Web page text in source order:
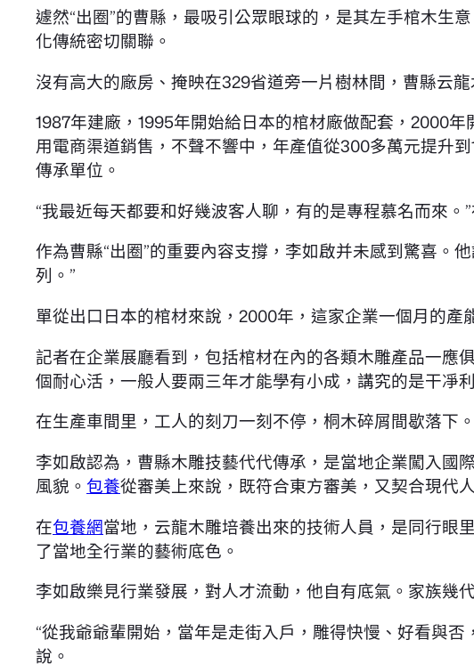
遽然“出圈”的曹縣，最吸引公眾眼球的，是其左手棺木生
化傳統密切關聯。
沒有高大的廠房、掩映在329省道旁一片樹林間，曹縣云
1987年建廠，1995年開始給日本的棺材廠做配套，2000年
用電商渠道銷售，不聲不響中，年產值從300多萬元提升
傳承單位。
“我最近每天都要和好幾波客人聊，有的是專程慕名而來
作為曹縣“出圈”的重要內容支撐，李如啟并未感到驚喜。
列。”
單從出口日本的棺材來說，2000年，這家企業一個月的產
記者在企業展廳看到，包括棺材在內的各類木雕產品一應
個耐心活，一般人要兩三年才能學有小成，講究的是干凈
在生產車間里，工人的刻刀一刻不停，桐木碎屑間歇落下
李如啟認為，曹縣木雕技藝代代傳承，是當地企業闖入國
風貌。 包養從審美上來說，既符合東方審美，又契合現代
在包養網當地，云龍木雕培養出來的技術人員，是同行眼
了當地全行業的藝術底色。
李如啟樂見行業發展，對人才流動，他自有底氣。家族幾
“從我爺爺輩開始，當年是走街入戶，雕得快慢、好看與
說。